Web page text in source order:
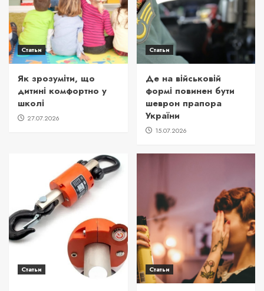
Статьи
Як зрозуміти, що
дитині комфортно у
школі
27.07.2026
Статьи
Де на військовій
формі повинен бути
шеврон прапора
України
15.07.2026
Статьи Статьи